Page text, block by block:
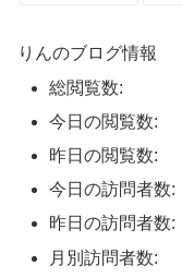
りんのブログ情報
総閲覧数:
今日の閲覧数:
昨日の閲覧数:
今日の訪問者数:
昨日の訪問者数:
月別訪問者数: